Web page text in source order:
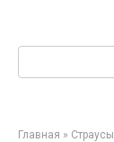
контенту
Главная » Страусы